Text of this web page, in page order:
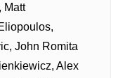
Matt
John Romita
Alex